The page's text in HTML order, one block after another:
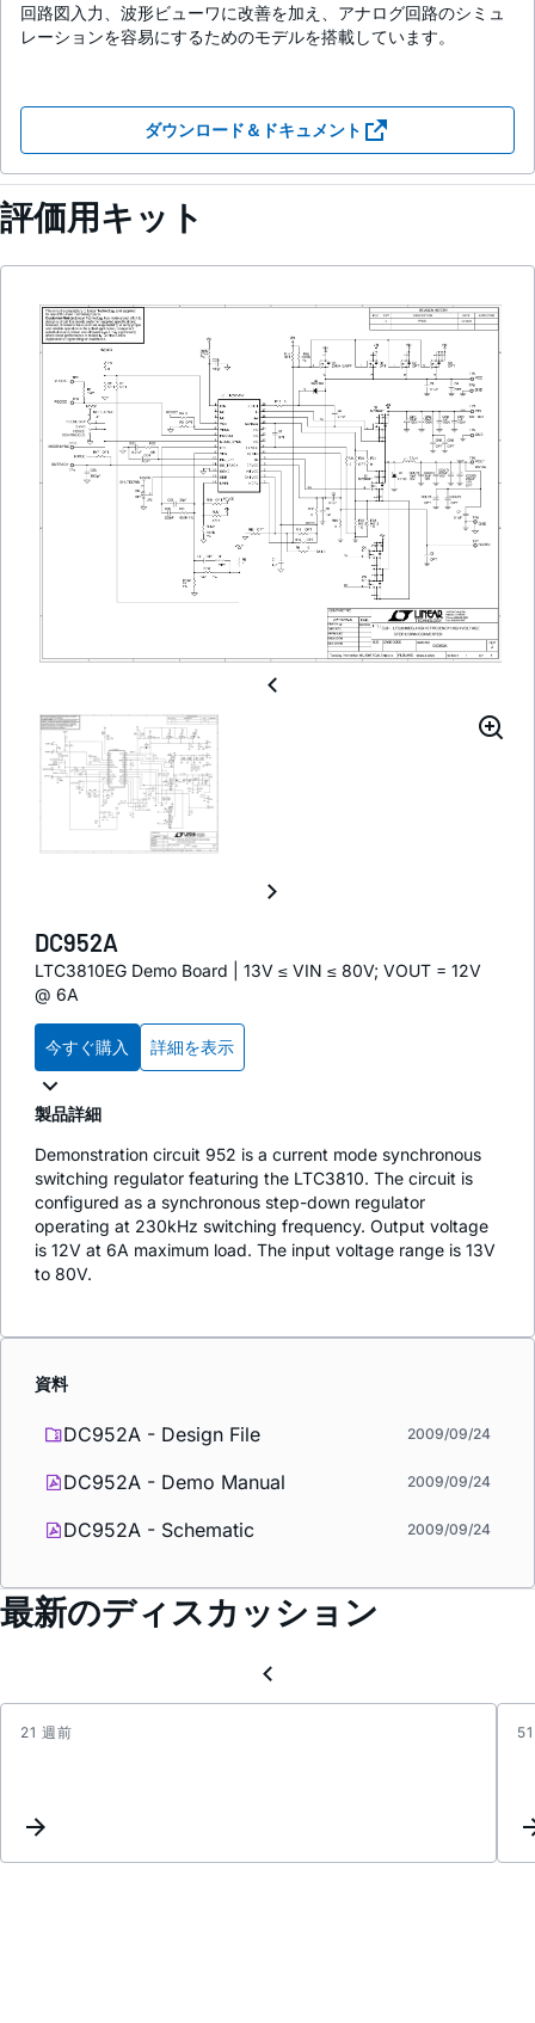
回路図入力、波形ビューワに改善を加え、アナログ回路のシミュ
レーションを容易にするためのモデルを搭載しています。
ダウンロード＆ドキュメント
評価用キット
DC952A
LTC3810EG Demo Board | 13V ≤ VIN ≤ 80V; VOUT = 12V
@ 6A
今すぐ購入 詳細を表示
製品詳細
Demonstration circuit 952 is a current mode synchronous
switching regulator featuring the LTC3810. The circuit is
configured as a synchronous step-down regulator
operating at 230kHz switching frequency. Output voltage
is 12V at 6A maximum load. The input voltage range is 13V
to 80V.
資料
DC952A - Design File 2009/09/24
DC952A - Demo Manual 2009/09/24
DC952A - Schematic 2009/09/24
最新のディスカッション
21 週前